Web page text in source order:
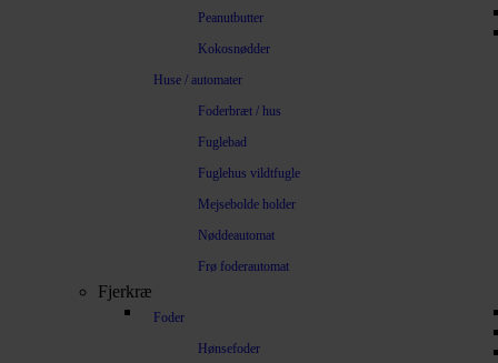
Peanutbutter
Kokosnødder
Huse / automater
Foderbræt / hus
Fuglebad
Fuglehus vildtfugle
Mejsebolde holder
Nøddeautomat
Frø foderautomat
Fjerkræ
Foder
Hønsefoder